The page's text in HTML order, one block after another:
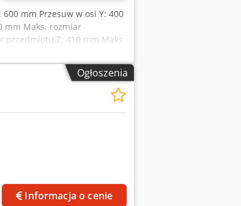
600 mm Przesuw w osi Y: 400
mm Maks. rozmiar
Z: 410 mm Maks.
1600 kg Generator:
form i narzędzi
narzędziowni i budowy
Ogłoszenia
Informacja o cenie